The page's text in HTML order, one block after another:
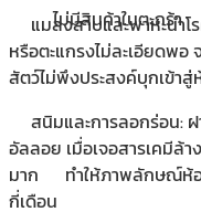
ไม่มีสินค้าในตะกร้า
แมลงสาบและพาหะนำ
หรือตะแกรงไม่ละเอียดพอ
สัตว์ไม่พึงประสงค์บุกเข้า
สนิมและการลอกร่อน:
อัลลอย เมื่อเจอสารเคมีล้
มาก
ทำให้ภาพลักษณ์ห้อ
กี่เดือน